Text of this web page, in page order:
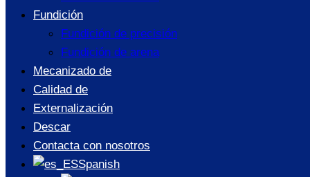
Fundición
Fundición de precisión
Fundición de arena
Mecanizado de
Calidad de
Externalización
Descar
Contacta con nosotros
Spanish